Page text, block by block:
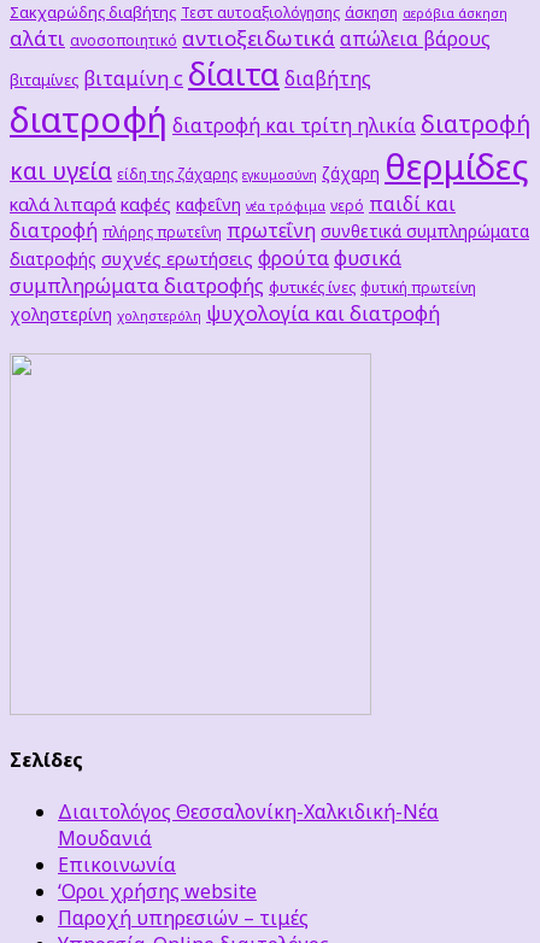
Σακχαρώδης διαβήτης Τεστ αυτοαξιολόγησης άσκηση αερόβια άσκηση
αλάτι ανοσοποιητικό αντιοξειδωτικά απώλεια βάρους
βιταμίνες βιταμίνη c δίαιτα διαβήτης
διατροφή διατροφή και τρίτη ηλικία διατροφή
και υγεία είδη της ζάχαρης εγκυμοσύνη ζάχαρη θερμίδες
καλά λιπαρά καφές καφεΐνη νέα τρόφιμα νερό παιδί και
διατροφή πλήρης πρωτεΐνη πρωτεΐνη συνθετικά συμπληρώματα
διατροφής συχνές ερωτήσεις φρούταφυσικά
συμπληρώματα διατροφής φυτικές ίνες φυτική πρωτείνη
χοληστερίνη χοληστερόλη ψυχολογία και διατροφή
Σελίδες
Διαιτολόγος Θεσσαλονίκη-Χαλκιδική-Νέα
Μουδανιά
Επικοινωνία
‘Οροι χρήσης website
Παροχή υπηρεσιών – τιμές